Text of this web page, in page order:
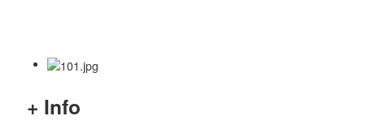
+ Info